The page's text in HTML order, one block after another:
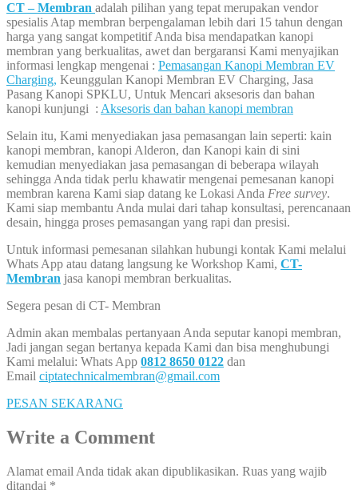
CT – Membran adalah pilihan yang tepat merupakan vendor
spesialis Atap membran berpengalaman lebih dari 15 tahun dengan
harga yang sangat kompetitif Anda bisa mendapatkan kanopi
membran yang berkualitas, awet dan bergaransi Kami menyajikan
informasi lengkap mengenai : Pemasangan Kanopi Membran EV
Charging, Keunggulan Kanopi Membran EV Charging, Jasa
Pasang Kanopi SPKLU, Untuk Mencari aksesoris dan bahan
kanopi kunjungi : Aksesoris dan bahan kanopi membran
Selain itu, Kami menyediakan jasa pemasangan lain seperti: kain
kanopi membran, kanopi Alderon, dan Kanopi kain di sini
kemudian menyediakan jasa pemasangan di beberapa wilayah
sehingga Anda tidak perlu khawatir mengenai pemesanan kanopi
membran karena Kami siap datang ke Lokasi Anda Free survey.
Kami siap membantu Anda mulai dari tahap konsultasi, perencanaan
desain, hingga proses pemasangan yang rapi dan presisi.
Untuk informasi pemesanan silahkan hubungi kontak Kami melalui
Whats App atau datang langsung ke Workshop Kami, CT-
Membran jasa kanopi membran berkualitas.
Segera pesan di CT- Membran
Admin akan membalas pertanyaan Anda seputar kanopi membran,
Jadi jangan segan bertanya kepada Kami dan bisa menghubungi
Kami melalui: Whats App 0812 8650 0122 dan
Email ciptatechnicalmembran@gmail.com
PESAN SEKARANG
Write a Comment
Alamat email Anda tidak akan dipublikasikan. Ruas yang wajib
ditandai *